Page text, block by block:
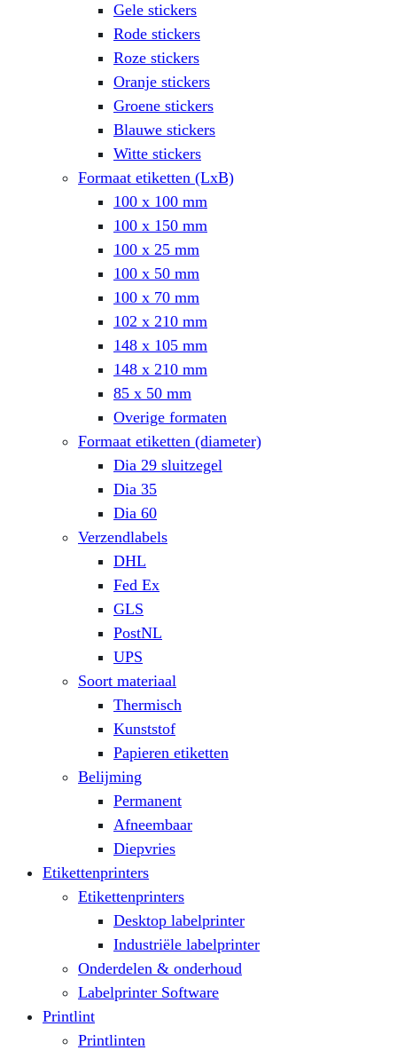
Gele stickers
Rode stickers
Roze stickers
Oranje stickers
Groene stickers
Blauwe stickers
Witte stickers
Formaat etiketten (LxB)
100 x 100 mm
100 x 150 mm
100 x 25 mm
100 x 50 mm
100 x 70 mm
102 x 210 mm
148 x 105 mm
148 x 210 mm
85 x 50 mm
Overige formaten
Formaat etiketten (diameter)
Dia 29 sluitzegel
Dia 35
Dia 60
Verzendlabels
DHL
Fed Ex
GLS
PostNL
UPS
Soort materiaal
Thermisch
Kunststof
Papieren etiketten
Belijming
Permanent
Afneembaar
Diepvries
Etikettenprinters
Etikettenprinters
Desktop labelprinter
Industriële labelprinter
Onderdelen & onderhoud
Labelprinter Software
Printlint
Printlinten